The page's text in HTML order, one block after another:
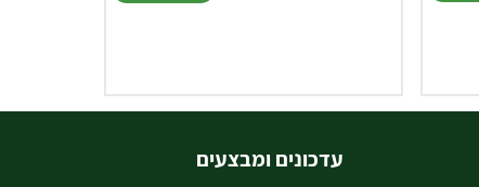
עדכונים ומבצעים